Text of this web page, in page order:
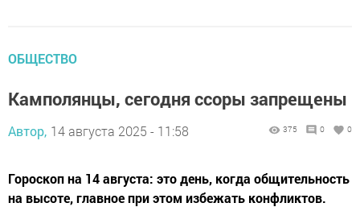
ОБЩЕСТВО
Камполянцы, сегодня ссоры запрещены
Автор, 14 августа 2025 - 11:58 375 0 0
Гороскоп на 14 августа: это день, когда общительность
на высоте, главное при этом избежать конфликтов.